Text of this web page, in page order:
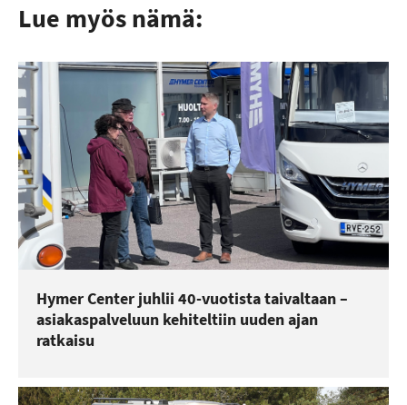
Lue myös nämä:
Hymer Center juhlii 40-vuotista taivaltaan –
asiakaspalveluun kehiteltiin uuden ajan
ratkaisu